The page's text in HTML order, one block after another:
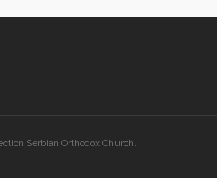
Serbian Orthodox Church.